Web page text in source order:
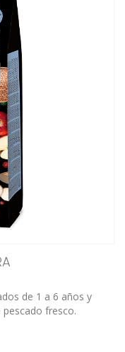
de 1 a 6 años y
fresco.